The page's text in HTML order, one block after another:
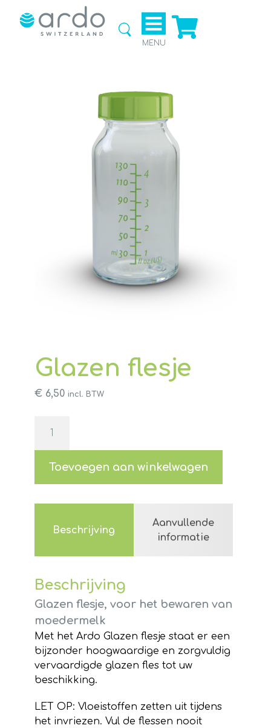
MENU
Glazen flesje
€ 6,50 incl. BTW
flesje
aantal
Toevoegen aan winkelwagen
Beschrijving
Aanvullende
informatie
Beschrijving
Glazen flesje, voor het bewaren van
moedermelk
Met het Ardo Glazen flesje staat er een
bijzonder hoogwaardige en zorgvuldig
vervaardigde glazen fles tot uw
beschikking.
LET OP: Vloeistoffen zetten uit tijdens
het invriezen. Vul de flessen nooit